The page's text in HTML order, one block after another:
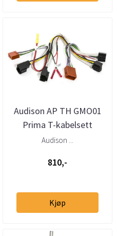
Audison AP TH GMO01
Prima T-kabelsett
GM/Opel (20xx- 20xx)
Audison ...
810,-
Kjøp